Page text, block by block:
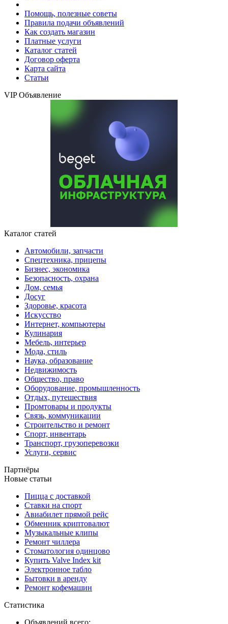
Помощь, полезные советы
Правила подачи объявлений
Как создать магазин
Платные услуги
Каталог статей
Договор оферта
Карта сайта
Статьи
VIP Объявление
Каталог статей
Автомобили, запчасти
Спецтехника, прицепы
Бизнес, экономика
Безопасность, охрана
Дом, семья
Досуг
Здоровье, красота
Искусство
Интернет, компьютеры
Кулинария
Мебель, интерьер
Мода, стиль
Наука, образование
Недвижимость
Общество, право
Оборудование, промышленность
Отдых, путешествия
Промтовары и продукты
Связь, коммуникации
Строительство и ремонт
Спорт, инвентарь
Транспорт, грузоперевозки
Услуги, сервис
Партнёры
Новые статьи
Пицца с доставкой
Ставки на спорт
Авиабилет прямой рейс
Обменник криптовалют
Музыкальные клипы
Ремонт чиллера
Стоматология одинцово
Купить Valve Index kit
Электронное табло
Бытовки в аренду
Ремонт кофемашин
Статистика
Объявлений всего: